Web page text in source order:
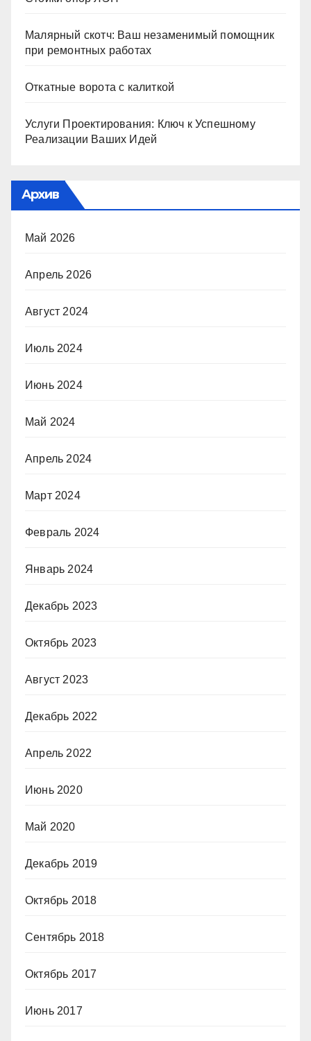
Малярный скотч: Ваш незаменимый помощник
при ремонтных работах
Откатные ворота с калиткой
Услуги Проектирования: Ключ к Успешному
Реализации Ваших Идей
Архив
Май 2026
Апрель 2026
Август 2024
Июль 2024
Июнь 2024
Май 2024
Апрель 2024
Март 2024
Февраль 2024
Январь 2024
Декабрь 2023
Октябрь 2023
Август 2023
Декабрь 2022
Апрель 2022
Июнь 2020
Май 2020
Декабрь 2019
Октябрь 2018
Сентябрь 2018
Октябрь 2017
Июнь 2017